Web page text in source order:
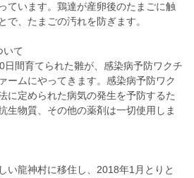
ています。鶏達が産卵後のたまごに触
で、たまごの汚れを防ぎます。
いて
間育てられた雛が、感染病予防ワクチ
ームにやってきます。感染病予防ワク
に定められた病気の発生を予防するた
生物質、その他の薬剤は一切使用しま
い龍神村に移住し、2018年1月とりと